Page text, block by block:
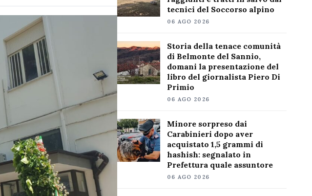
tecnici del Soccorso alpino
06 AGO 2026
Storia della tenace comunità
di Belmonte del Sannio,
domani la presentazione del
libro del giornalista Piero Di
Primio
06 AGO 2026
Minore sorpreso dai
Carabinieri dopo aver
acquistato 1,5 grammi di
hashish: segnalato in
Prefettura quale assuntore
06 AGO 2026